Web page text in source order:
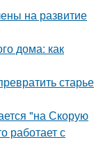
на развитие
дома: как
старье
"на Скорую
работает с